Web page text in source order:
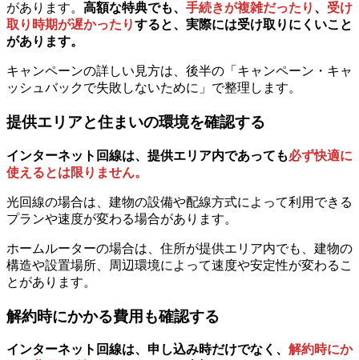
があります。 高額な特典でも、 手続きが複雑だったり 、 受け
取り時期が遅かったりすると、実際には受け取りにくいこと
があります。
キャンペーンの詳しい見方は、後半の「キャンペーン・キャ
ッシュバックで失敗しないために」で整理します。
提供エリアと住まいの環境を確認する
インターネット回線は、 提供エリア内であっても必ず快適に
使えるとは限りません。
光回線の場合は、建物の設備や配線方式によって利用できる
プランや速度が変わる場合があります。
ホームルーターの場合は、住所が提供エリア内でも、建物の
構造や設置場所、周辺環境によって速度や安定性が変わるこ
とがあります。
解約時にかかる費用も確認する
インターネット回線は、 申し込み時だけでなく、 解約時にか